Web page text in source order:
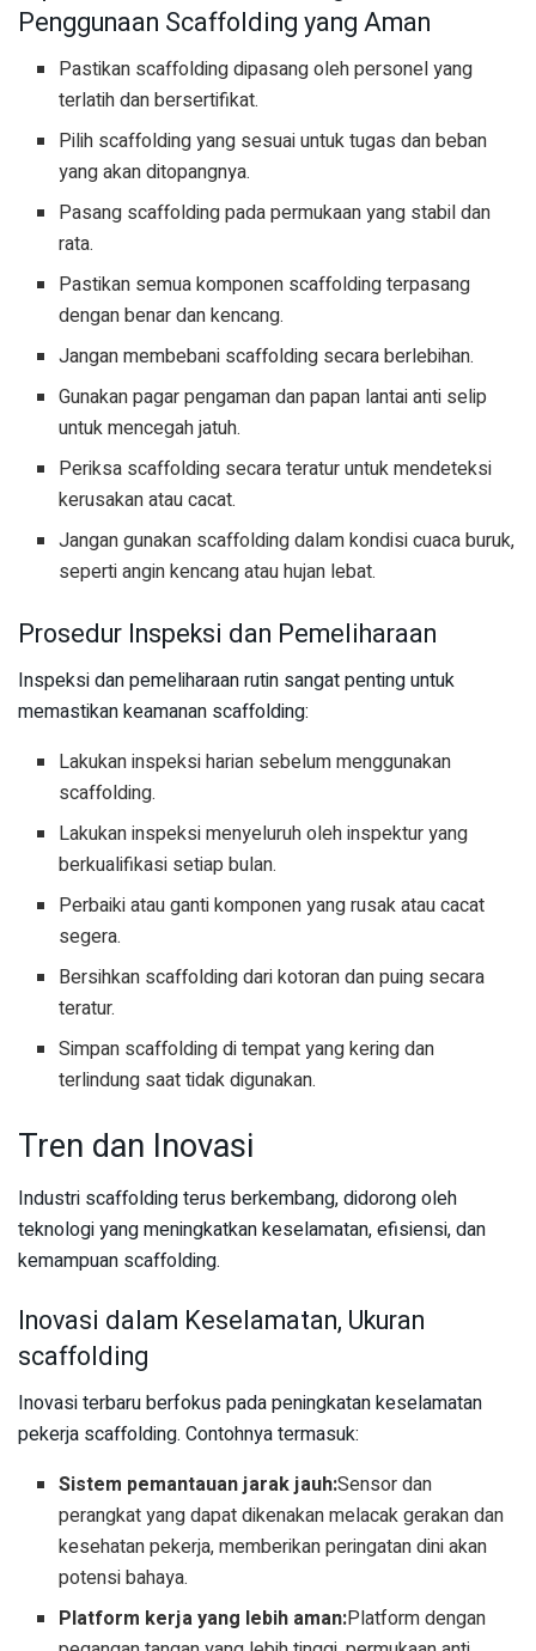
Penggunaan Scaffolding yang Aman
Pastikan scaffolding dipasang oleh personel yang
terlatih dan bersertifikat.
Pilih scaffolding yang sesuai untuk tugas dan beban
yang akan ditopangnya.
Pasang scaffolding pada permukaan yang stabil dan
rata.
Pastikan semua komponen scaffolding terpasang
dengan benar dan kencang.
Jangan membebani scaffolding secara berlebihan.
Gunakan pagar pengaman dan papan lantai anti selip
untuk mencegah jatuh.
Periksa scaffolding secara teratur untuk mendeteksi
kerusakan atau cacat.
Jangan gunakan scaffolding dalam kondisi cuaca buruk,
seperti angin kencang atau hujan lebat.
Prosedur Inspeksi dan Pemeliharaan
Inspeksi dan pemeliharaan rutin sangat penting untuk
memastikan keamanan scaffolding:
Lakukan inspeksi harian sebelum menggunakan
scaffolding.
Lakukan inspeksi menyeluruh oleh inspektur yang
berkualifikasi setiap bulan.
Perbaiki atau ganti komponen yang rusak atau cacat
segera.
Bersihkan scaffolding dari kotoran dan puing secara
teratur.
Simpan scaffolding di tempat yang kering dan
terlindung saat tidak digunakan.
Tren dan Inovasi
Industri scaffolding terus berkembang, didorong oleh
teknologi yang meningkatkan keselamatan, efisiensi, dan
kemampuan scaffolding.
Inovasi dalam Keselamatan, Ukuran
scaffolding
Inovasi terbaru berfokus pada peningkatan keselamatan
pekerja scaffolding. Contohnya termasuk:
Sistem pemantauan jarak jauh:Sensor dan
perangkat yang dapat dikenakan melacak gerakan dan
kesehatan pekerja, memberikan peringatan dini akan
potensi bahaya.
Platform kerja yang lebih aman:Platform dengan